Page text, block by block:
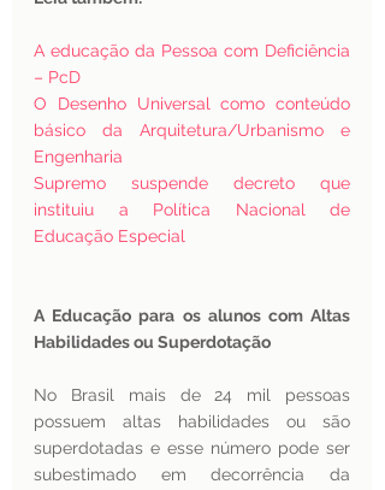
A educação da Pessoa com Deficiência
– PcD
O Desenho Universal como conteúdo
básico da Arquitetura/Urbanismo e
Engenharia
Supremo suspende decreto que
instituiu a Política Nacional de
Educação Especial
A Educação para os alunos com Altas
Habilidades ou Superdotação
No Brasil mais de 24 mil pessoas
possuem altas habilidades ou são
superdotadas e esse número pode ser
subestimado em decorrência da